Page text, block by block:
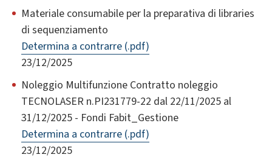
Materiale consumabile per la preparativa di libraries
di sequenziamento
Determina a contrarre (.pdf)
23/12/2025
Noleggio Multifunzione Contratto noleggio
TECNOLASER n.PI231779-22 dal 22/11/2025 al
31/12/2025 - Fondi Fabit_Gestione
Determina a contrarre (.pdf)
23/12/2025